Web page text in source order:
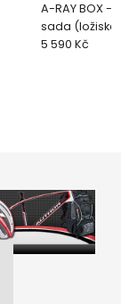
A-RAY BOX -
sada
2018
5 590 Kč